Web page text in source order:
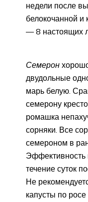
недели после
белокочанной и
— 8 настоящих
Семерон
двудольные
марь белую.
семерону
ромашка
сорняки. Все
семероном в
Эффективность
течение суток
Не
капусты по